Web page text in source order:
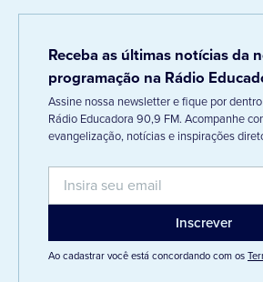
Receba as últimas notícias da
programação na Rádio
Assine nossa newsletter e fique por
Rádio Educadora 90,9 FM. Acompanhe
evangelização, notícias e inspirações
Ao cadastrar você está concordando com os